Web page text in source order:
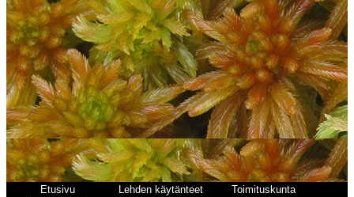
Etusivu Lehden käytänteet
Toimituskunta